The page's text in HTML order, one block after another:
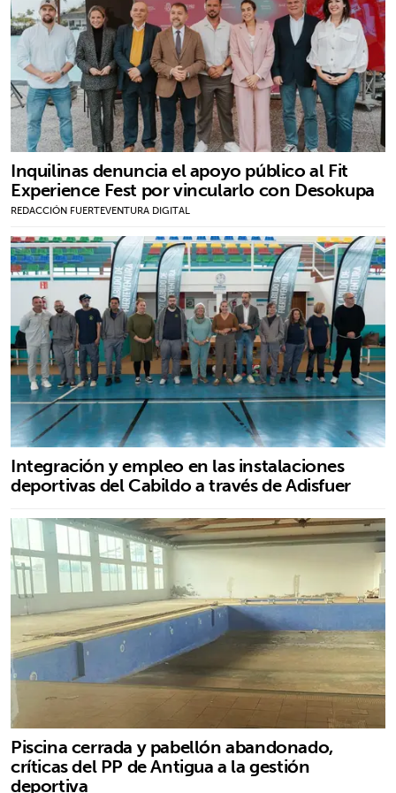
Inquilinas denuncia el apoyo público al Fit
Experience Fest por vincularlo con Desokupa
REDACCIÓN FUERTEVENTURA DIGITAL
Integración y empleo en las instalaciones
deportivas del Cabildo a través de Adisfuer
Piscina cerrada y pabellón abandonado,
críticas del PP de Antigua a la gestión
deportiva